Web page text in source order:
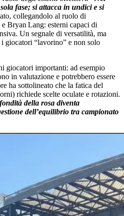
fase; si attacca in undici e si
collegandolo al ruolo di
Bryan Lang: esterni capaci di
Un segnale di versatilità, ma
giocatori “lavorino” e non solo
giocatori importanti: ad esempio
in valutazione e potrebbero essere
ha sottolineato che la fatica del
richiede scelte oculate e rotazioni.
della rosa diventa
dell’equilibrio tra campionato